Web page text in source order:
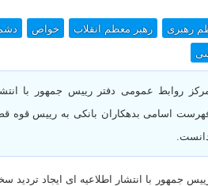
رهبری رهبر معظم انقلاب خواص
روابط عمومی دفتر رییس جمهور با
اسامی بدهکاران بانکی به رییس قوه
جمهور با انتشار اطلاعیه ای ایجاد